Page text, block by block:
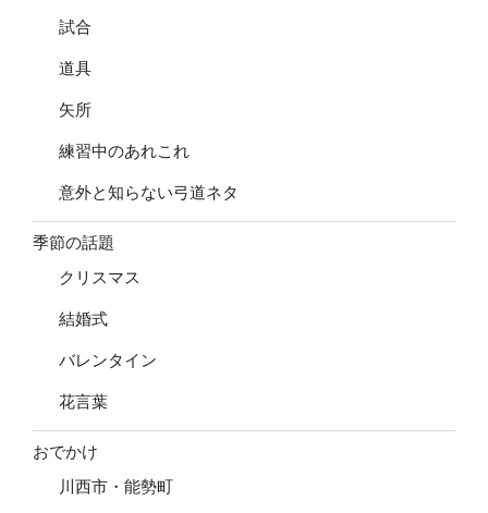
試合
道具
矢所
練習中のあれこれ
意外と知らない弓道ネタ
季節の話題
クリスマス
結婚式
バレンタイン
花言葉
おでかけ
川西市・能勢町